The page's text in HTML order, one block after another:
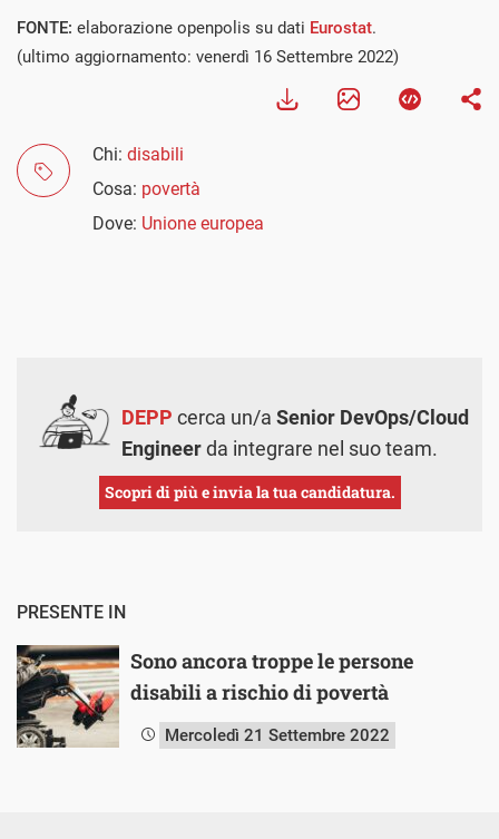
FONTE: elaborazione openpolis su dati Eurostat.
(ultimo aggiornamento: venerdì 16 Settembre 2022)
Chi: disabili
Cosa: povertà
Dove: Unione europea
DEPP cerca un/a Senior DevOps/Cloud
Engineerda integrare nel suo team.
Scopri di più e invia la tua candidatura.
PRESENTE IN
Sono ancora troppe le persone
disabili a rischio di povertà
Mercoledì 21 Settembre 2022